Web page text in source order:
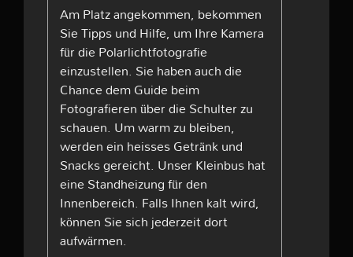
Am Platz angekommen, bekommen
Sie Tipps und Hilfe, um Ihre Kamera
für die Polarlichtfotografie
einzustellen. Sie haben auch die
Chance dem Guide beim
Fotografieren über die Schulter zu
schauen. Um warm zu bleiben,
werden ein heisses Getränk und
Snacks gereicht. Unser Kleinbus hat
eine Standheizung für den
Innenbereich. Falls Ihnen kalt wird,
können Sie sich jederzeit dort
aufwärmen.